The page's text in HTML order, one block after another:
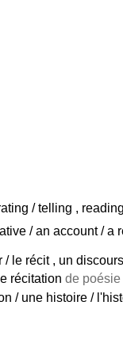
/ telling ,
/ an account / a
le récit , un
récitation de poésie
/ une histoire /